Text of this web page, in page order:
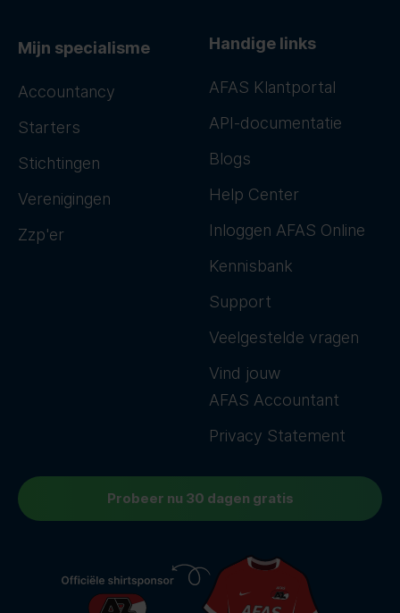
Mijn specialisme
Accountancy
Starters
Stichtingen
Verenigingen
Zzp'er
Handige links
AFAS Klantportal
API-documentatie
Blogs
Help Center
Inloggen AFAS Online
Kennisbank
Support
Veelgestelde vragen
Vind jouw
AFAS Accountant
Privacy Statement
Probeer nu 30 dagen gratis